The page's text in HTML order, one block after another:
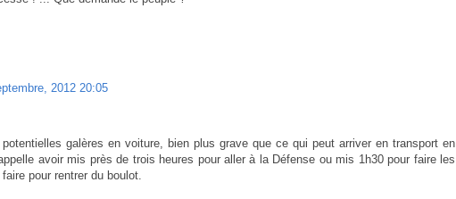
2012 20:05
galères en voiture, bien plus grave que ce qui peut arriver en transport en
avoir mis près de trois heures pour aller à la Défense ou mis 1h30 pour faire les
pour rentrer du boulot.